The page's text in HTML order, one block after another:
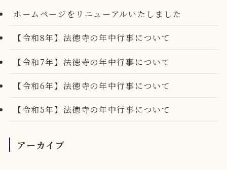
ホームページをリニューアルいたしました
【令和8年】法徳寺の年中行事について
【令和7年】法徳寺の年中行事について
【令和6年】法徳寺の年中行事について
【令和5年】法徳寺の年中行事について
アーカイブ